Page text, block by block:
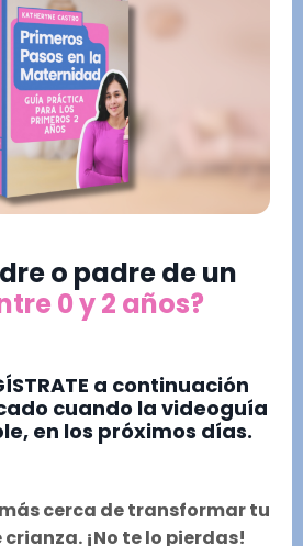
o padre de un
0 y 2 años?
a continuación
cuando la videoguía
en los próximos días.
cerca de transformar tu
¡No te lo pierdas!